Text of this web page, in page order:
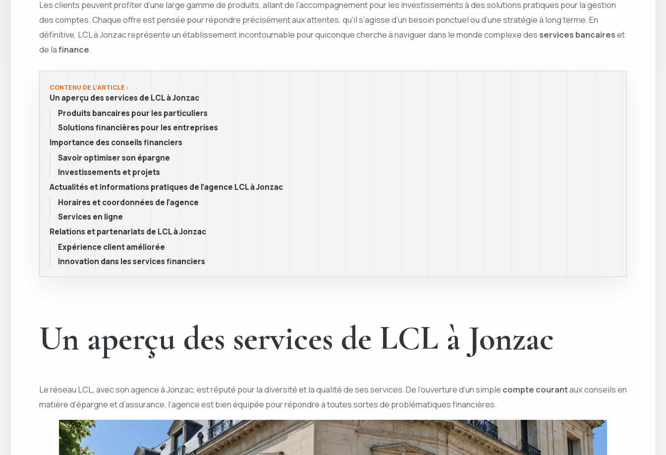
Les clients peuvent profiter d’une large gamme de produits, allant de l’accompagnement pour les investissements à des solutions pratiques pour la gestion
des comptes. Chaque offre est pensée pour répondre précisément aux attentes, qu’il s’agisse d’un besoin ponctuel ou d’une stratégie à long terme. En
définitive, LCL à Jonzac représente un établissement incontournable pour quiconque cherche à naviguer dans le monde complexe des services bancaireset
de lafinance.
CONTENU DE L'ARTICLE :
Un aperçu des services de LCL à Jonzac
Produits bancaires pour les particuliers
Solutions financières pour les entreprises
Importance des conseils financiers
Savoir optimiser son épargne
Investissements et projets
Actualités et informations pratiques de l’agence LCL à Jonzac
Horaires et coordonnées de l’agence
Services en ligne
Relations et partenariats de LCL à Jonzac
Expérience client améliorée
Innovation dans les services financiers
Un aperçu des services de LCL à Jonzac
Le réseau LCL, avec son agence à Jonzac, est réputé pour la diversité et la qualité de ses services. De l’ouverture d’un simple compte courantaux conseils en
matière d’épargne et d’assurance, l’agence est bien équipée pour répondre à toutes sortes de problématiques financières.